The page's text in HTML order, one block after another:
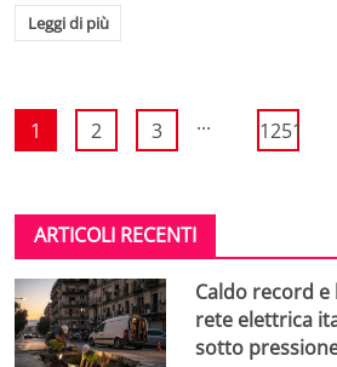
Leggi di più
1 2 3 ... 1251
ARTICOLI RECENTI
Caldo record
rete elettrica
sotto